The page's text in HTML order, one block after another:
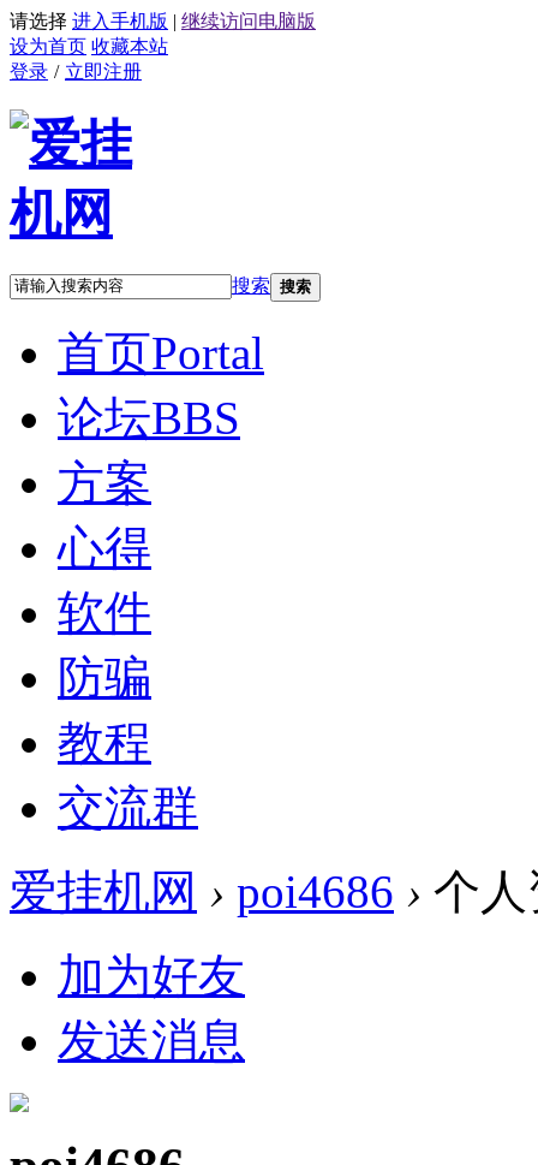
请选择 进入手机版 | 继续访问电脑版
设为首页 收藏本站
登录 / 立即注册
搜索 搜索
首页Portal
论坛BBS
方案
心得
软件
防骗
教程
交流群
爱挂机网 › poi4686 › 个
加为好友
发送消息